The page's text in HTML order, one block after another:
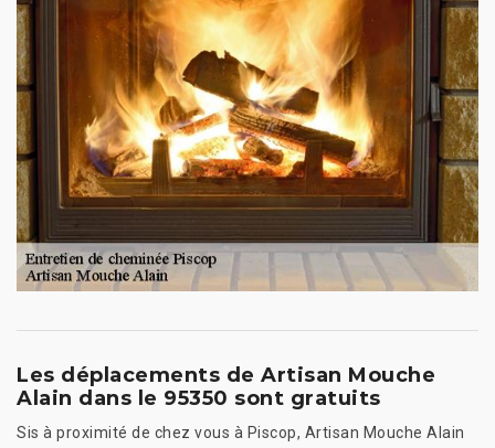
Les déplacements de Artisan Mouche
Alain dans le 95350 sont gratuits
Sis à proximité de chez vous à Piscop, Artisan Mouche Alain